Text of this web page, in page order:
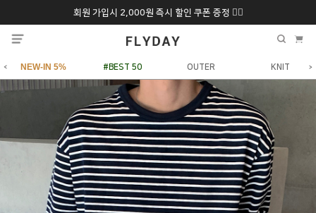
회원 가입시 2,000원 즉시 할인 쿠폰 증정 ❤️‍🔥
추석 특별 할인 10~20% 9/6 화 ~ 9/12월
NEW-IN 5% #BEST 50 OUTER KNIT